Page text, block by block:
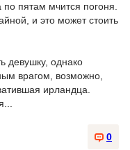
пятам мчится погоня.
и это может стоить
девушку, однако
врагом, возможно,
ирландца.
0